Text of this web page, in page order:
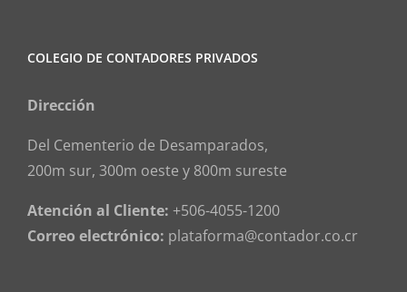
COLEGIO DE CONTADORES PRIVADOS
Dirección
Del Cementerio de Desamparados,
200m sur, 300m oeste y 800m sureste
Atención al Cliente: +506-4055-1200
Correo electrónico: plataforma@contador.co.cr